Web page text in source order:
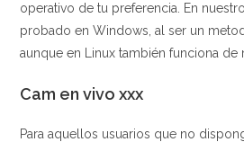
operativo de tu preferencia. En
probado en Windows, al ser un
aunque en Linux también funciona de
Cam en vivo xxx
Para aquellos usuarios que no